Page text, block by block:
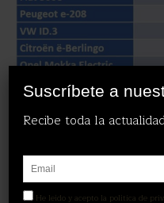
Nota:  Estos precios
Suscríbete a
Recibe toda la
He leído y acepto la política de